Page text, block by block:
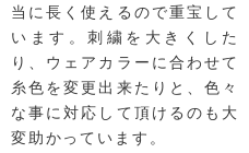
当に長く使えるので重宝して
います。刺繍を大きくした
り、ウェアカラーに合わせて
糸色を変更出来たりと、色々
な事に対応して頂けるのも大
変助かっています。